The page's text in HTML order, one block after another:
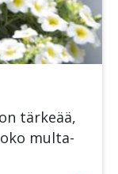
tär­ke­ää,
mul­ta­